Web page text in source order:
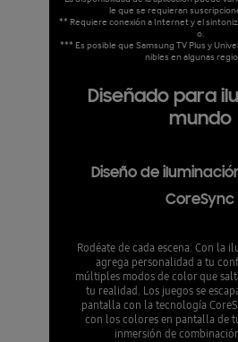
le que se requieran
** Requiere conexión a Internet y el
o.
*** Es posible que Samsung TV Plus y
nibles en algunas
Diseñado para
mundo
Diseño de
CoreSync
Rodéate de cada escena. Con la
agrega personalidad a tu
múltiples modos de color que
tu realidad. Los juegos se
pantalla con la tecnología
con los colores en pantalla de
inmersión de